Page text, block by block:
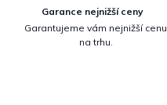
Garance nejnižší ceny
Garantujeme vám nejnižší cenu
na trhu.